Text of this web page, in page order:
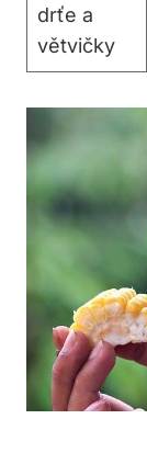
drťe a
větvičky